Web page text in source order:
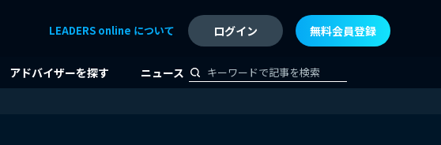
ログイン 無料会員登録
アドバイザーを探す ニュース
LEADERS online について